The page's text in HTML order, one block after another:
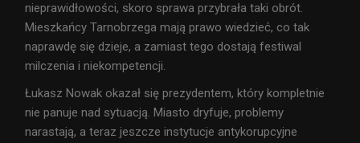
nieprawidłowości, skoro sprawa przybrała taki obrót.
Mieszkańcy Tarnobrzega mają prawo wiedzieć, co tak
naprawdę się dzieje, a zamiast tego dostają festiwal
milczenia i niekompetencji.
Łukasz Nowak okazał się prezydentem, który kompletnie
nie panuje nad sytuacją. Miasto dryfuje, problemy
narastają, a teraz jeszcze instytucje antykorupcyjne